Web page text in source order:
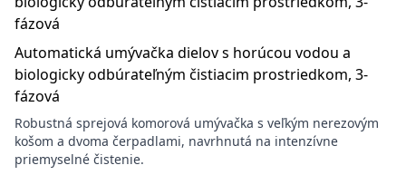
Automatická umývačka dielov s horúcou vodou a
biologicky odbúrateľným čistiacim prostriedkom, 3-
fázová
Robustná sprejová komorová umývačka s veľkým nerezovým
košom a dvoma čerpadlami, navrhnutá na intenzívne
priemyselné čistenie.